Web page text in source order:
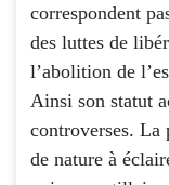
correspondent
des luttes de
l’abolition de
Ainsi son statut
controverses. La
de nature à